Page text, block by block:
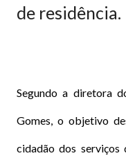
de residência.
Segundo a diretora
Gomes, o objetivo
cidadão dos serviços